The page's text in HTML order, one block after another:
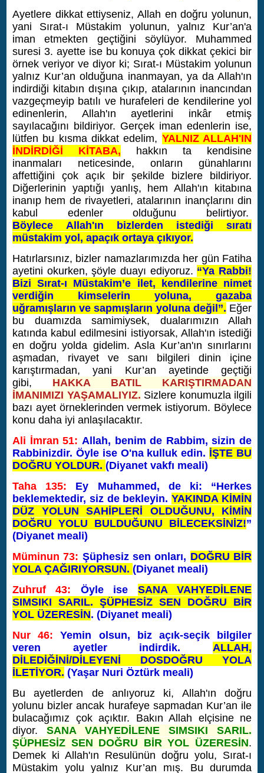
Ayetlere dikkat ettiyseniz, Allah en doğru yolunun,
yani Sırat-ı Müstakim yolunun, yalnız Kur’an'a
iman etmekten geçtiğini söylüyor. Muhammed
suresi 3. ayette ise bu konuya çok dikkat çekici bir
örnek veriyor ve diyor ki; Sırat-ı Müstakim yolunun
yalnız Kur’an olduğuna inanmayan, ya da Allah'ın
indirdiği kitabın dışına çıkıp, atalarının inancından
vazgeçmeyip batılı ve hurafeleri de kendilerine yol
edinenlerin, Allah'ın ayetlerini inkâr etmiş
sayılacağını bildiriyor. Gerçek iman edenlerin ise,
lütfen bu kısma dikkat edelim, YALNIZ ALLAH'IN
İNDİRDİĞİ KİTABA, hakkın ta kendisine
inanmaları neticesinde, onların günahlarını
affettiğini çok açık bir şekilde bizlere bildiriyor.
Diğerlerinin yaptığı yanlış, hem Allah'ın kitabına
inanıp hem de rivayetleri, atalarının inançlarını din
kabul edenler olduğunu belirtiyor.
Böylece Al lah'ın bizlerden istediği sıratı
müstakim yol, apaçık ortaya çıkıyor.
Hatırlarsınız, bizler namazlarımızda her gün Fatiha
ayetini okurken, şöyle duayı ediyoruz. “Ya Rabbi!
Bizi Sırat-ı Müstakim’e ilet, kendilerine nimet
verdiğin kimselerin yoluna, gazaba
uğramışların ve sapmışların yoluna değil’’. Eğer
bu duamızda samimiysek, dualarımızın Allah
katında kabul edilmesini istiyorsak, Allah'ın istediği
en doğru yolda gidelim. Asla Kur’an'ın sınırlarını
aşmadan, rivayet ve sanı bilgileri dinin içine
karıştırmadan, yani Kur’an ayetinde geçtiği
gibi, HAKKA BATIL KARIŞTIRMADAN
İMANIMIZI YAŞAMALIYIZ. Sizlere konumuzla ilgili
bazı ayet örneklerinden vermek istiyorum. Böylece
konu daha iyi anlaşılacaktır.
Ali İmran 51: Allah, benim de Rabbim, sizin de
Rabbinizdir. Öyle ise O'na kulluk edin. İŞTE BU
DOĞRU YOLDUR. (Diyanet vakfı meali)
Taha 135: Ey Muhammed, de ki: “Herkes
beklemektedir, siz de bekleyin.YAKINDA KİMİN
DÜZ YOLUN SAHİPLERİ OLDUĞUNU, KİMİN
DOĞRU YOLU BULDUĞUNU BİLECEKSİNİZ!”
(Diyanet meali)
Müminun 73: Şüphesiz sen onları, DOĞRU BİR
YOLA ÇAĞIRIYORSUN. (Diyanet meali)
Zuhruf 43: Öyle ise SANA VAHYEDİLENE
SIMSIKI SARIL. ŞÜPHESİZ SEN DOĞRU BİR
YOL ÜZERESİN. (Diyanet meali)
Nur 46: Yemin olsun, biz açık-seçik bilgiler
veren ayetler indirdik. ALLAH,
DİLEDİĞİNİ/DİLEYENİ DOSDOĞRU YOLA
İLETİYOR. (Yaşar Nuri Öztürk meali)
Bu ayetlerden de anlıyoruz ki, Allah'ın doğru
yolunu bizler ancak hurafeye sapmadan Kur’an ile
bulacağımız çok açıktır. Bakın Allah elçisine ne
diyor. SANA VAHYEDİLENE SIMSIKI SARIL.
ŞÜPHESİZ SEN DOĞRU BİR YOL ÜZERESİN.
Demek ki Allah'ın Resulünün doğru yolu, Sırat-ı
Müstakim yolu yalnız Kur’an mış. Bu durumda